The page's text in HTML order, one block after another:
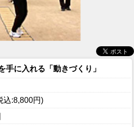
手に入れる「動きづくり」
込:8,800円)